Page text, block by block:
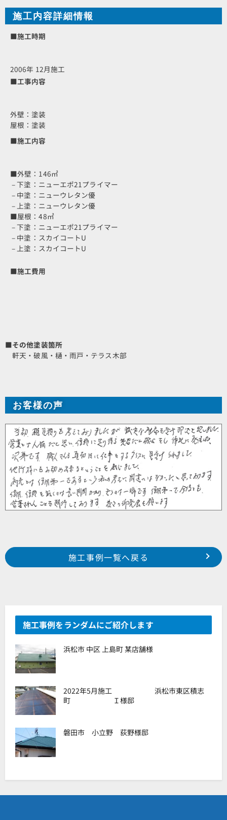
施工内容詳細情報
■施工時期
2006年 12月施工
■工事内容
外壁：塗装
屋根：塗装
■施工内容
■外壁：146㎡
– 下塗：ニューエポ21プライマー
– 中塗：ニューウレタン優
– 上塗：ニューウレタン優
■屋根：48㎡
– 下塗：ニューエポ21プライマー
– 中塗：スカイコートU
– 上塗：スカイコートU
■施工費用
■その他塗装箇所
軒天・破風・樋・雨戸・テラス木部
お客様の声
Prev
浜松市浜北区内野台 O様邸
浜松市北区根洗町 S様邸
施工事例一覧へ戻る
施工事例をランダムにご紹介します
浜松市 中区 上島町 某店舗様
2022年5月施工 浜松市東区積志
町 Ｉ様邸
磐田市 小立野 荻野様邸